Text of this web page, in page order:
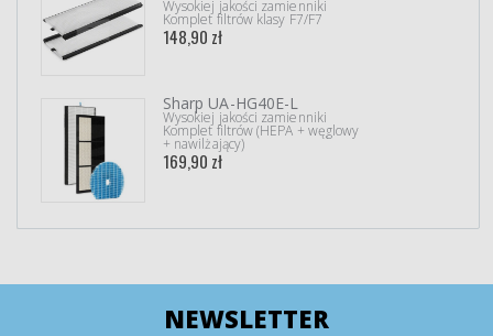
Wysokiej jakości zamienniki
Komplet filtrów klasy F7/F7
148,90 zł
Sharp UA-HG40E-L
Wysokiej jakości zamienniki
Komplet filtrów (HEPA + węglowy
+ nawilżający)
169,90 zł
NEWSLETTER